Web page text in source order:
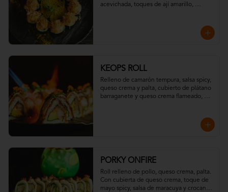
acevichada, toques de ají amarillo,
KEOPS ROLL
Relleno de camarón tempura, salsa spicy,
queso crema y palta, cubierto de plátano
barraganete y queso crema flameado,
PORKY ONFIRE
Roll relleno de pollo, queso crema, palta.
Con cubierta de queso crema, toque de
mayo spicy, salsa de maracuya y crocante